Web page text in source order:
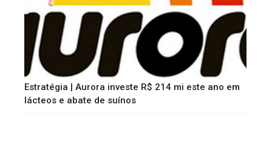
Estratégia | Aurora investe R$ 214 mi este ano em
lácteos e abate de suínos